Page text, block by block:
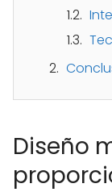
Diseño